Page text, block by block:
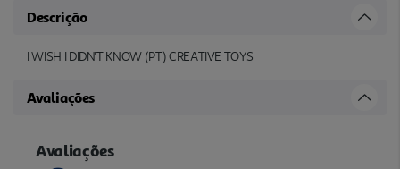
Descrição
I WISH I DIDN'T KNOW (PT) CREATIVE TOYS
Avaliações